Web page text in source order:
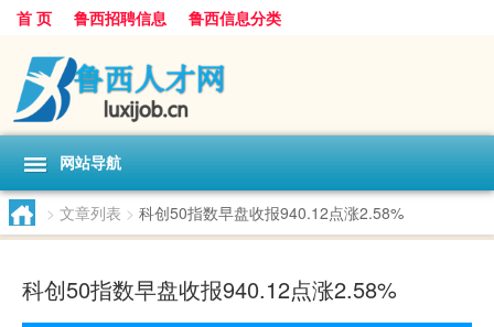
首 页 鲁西招聘信息 鲁西信息分类
网站导航
> 文章列表 > 科创50指数早盘收报940.12点涨2.58%
科创50指数早盘收报940.12点涨2.58%